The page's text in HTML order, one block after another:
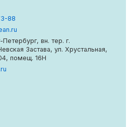
88
Петербург, вн. тер. г.
Застава, ул. Хрустальная,
помещ. 16Н